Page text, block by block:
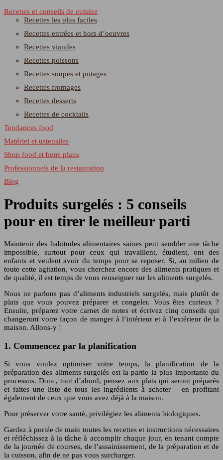
Recettes et conseils de cuisine
Recettes les plus faciles
Recettes entrées et hors d’oeuvres
Recettes viandes
Recettes poissons
Recettes soupes et potages
Recettes fromages
Recettes desserts
Recettes de cocktails
Tendances food
Matériel et ustensiles
Shop food et bons plans
Professionnels de la restauration
Blog
Produits surgelés : 5 conseils
pour en tirer le meilleur parti
Maintenir des habitudes alimentaires saines peut sembler une tâche
impossible, surtout pour ceux qui travaillent, étudient, ont des
enfants et veulent avoir du temps pour se reposer. Si, au milieu de
toute cette agitation, vous cherchez encore des aliments pratiques et
de qualité, il est temps de vous renseigner sur les aliments surgelés.
Nous ne parlons pas d’aliments industriels surgelés, mais plutôt de
plats que vous pouvez préparer et congeler. Vous êtes curieux ?
Ensuite, préparez votre carnet de notes et écrivez cinq conseils qui
changeront votre façon de manger à l’intérieur et à l’extérieur de la
maison. Allons-y !
1. Commencez par la planification
Si vous voulez optimiser votre temps, la planification de la
préparation des aliments surgelés est la partie la plus importante du
processus. Donc, tout d’abord, pensez aux plats qui seront préparés
et faites une liste de tous les ingrédients à acheter – en profitant
également de ceux que vous avez déjà à la maison.
Pour préserver votre santé, privilégiez les aliments biologiques.
Gardez à portée de main toutes les recettes et instructions nécessaires
et réfléchissez à la tâche à accomplir chaque jour, en tenant compte
de la journée de courses, de l’assainissement, de la préparation et de
la cuisson, afin de ne pas vous surcharger.